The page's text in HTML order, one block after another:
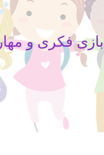
بازی فکری و